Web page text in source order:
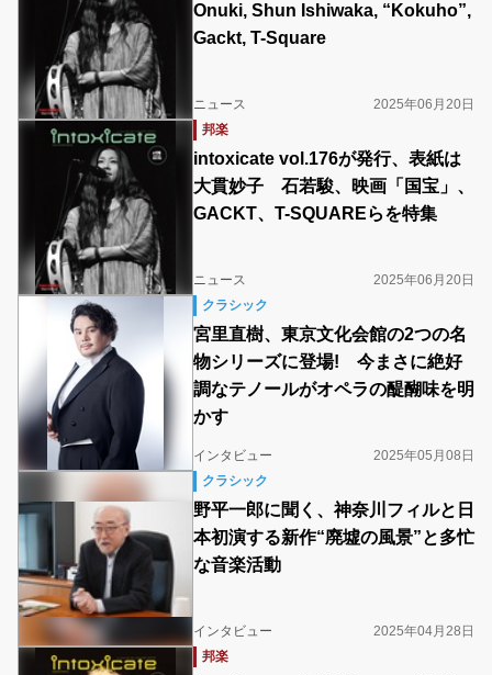
Onuki, Shun Ishiwaka, “Kokuho”,
Gackt, T-Square
ニュース
2025年06月20日
邦楽
intoxicate vol.176が発行、表紙は
大貫妙子 石若駿、映画「国宝」、
GACKT、T-SQUAREらを特集
ニュース
2025年06月20日
クラシック
宮里直樹、東京文化会館の2つの名
物シリーズに登場! 今まさに絶好
調なテノールがオペラの醍醐味を明
かす
インタビュー
2025年05月08日
クラシック
野平一郎に聞く、神奈川フィルと日
本初演する新作“廃墟の風景”と多忙
な音楽活動
インタビュー
2025年04月28日
邦楽